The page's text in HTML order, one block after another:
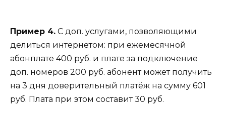
Пример 4. С доп. услугами, позволяющими
делиться интернетом: при ежемесячной
абонплате 400 руб. и плате за подключение
доп. номеров 200 руб. абонент может получить
на 3 дня доверительный платёж на сумму 601
руб. Плата при этом составит 30 руб.